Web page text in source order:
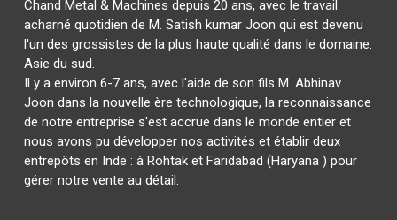
Chand Metal & Machines depuis 20 ans, avec le travail
acharné quotidien de M. Satish kumar Joon qui est devenu
l'un des grossistes de la plus haute qualité dans le domaine.
Asie du sud.
Il y a environ 6-7 ans, avec l'aide de son fils M. Abhinav
Joon dans la nouvelle ère technologique, la reconnaissance
de notre entreprise s'est accrue dans le monde entier et
nous avons pu développer nos activités et établir deux
entrepôts en Inde : à Rohtak et Faridabad (Haryana ) pour
gérer notre vente au détail.